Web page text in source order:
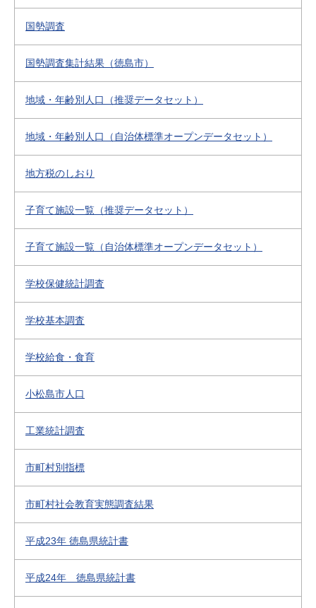
国勢調査
国勢調査集計結果（徳島市）
地域・年齢別人口（推奨データセット）
地域・年齢別人口（自治体標準オープンデータセット）
地方税のしおり
子育て施設一覧（推奨データセット）
子育て施設一覧（自治体標準オープンデータセット）
学校保健統計調査
学校基本調査
学校給食・食育
小松島市人口
工業統計調査
市町村別指標
市町村社会教育実態調査結果
平成23年 徳島県統計書
平成24年 徳島県統計書